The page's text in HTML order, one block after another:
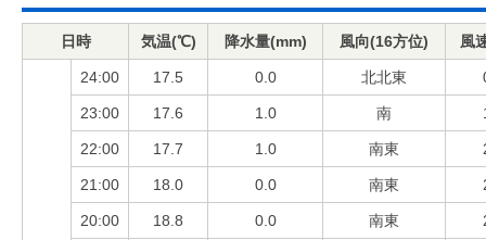
日時 気温(℃) 降水量(mm) 風向(16方位) 風
24:00 17.5 0.0 北北東
23:00 17.6 1.0 南
22:00 17.7 1.0 南東
21:00 18.0 0.0 南東
20:00 18.8 0.0 南東